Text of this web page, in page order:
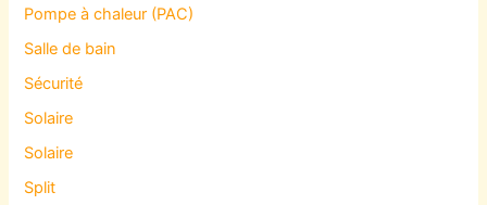
Pompe à chaleur (PAC)
Salle de bain
Sécurité
Solaire
Solaire
Split